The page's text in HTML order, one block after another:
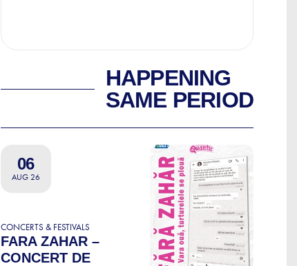
HAPPENING
SAME PERIOD
06
AUG 26
CONCERTS & FESTIVALS
FARA ZAHAR –
CONCERT DE